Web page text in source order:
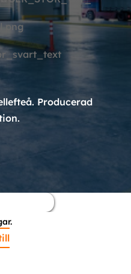
Producerad